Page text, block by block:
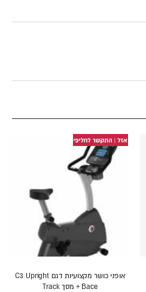
אופני כושר מקצועיות דגם C3 Upright
Bace + מסך Track